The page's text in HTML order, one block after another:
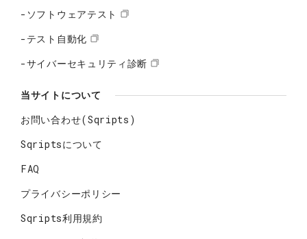
-ソフトウェアテスト
-テスト自動化
-サイバーセキュリティ診断
当サイトについて
お問い合わせ(Sqripts)
Sqriptsについて
FAQ
プライバシーポリシー
Sqripts利用規約